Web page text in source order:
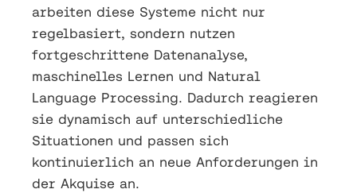
arbeiten diese Systeme nicht nur
regelbasiert, sondern nutzen
fortgeschrittene Datenanalyse,
maschinelles Lernen und Natural
Language Processing. Dadurch reagieren
sie dynamisch auf unterschiedliche
Situationen und passen sich
kontinuierlich an neue Anforderungen in
der Akquise an.